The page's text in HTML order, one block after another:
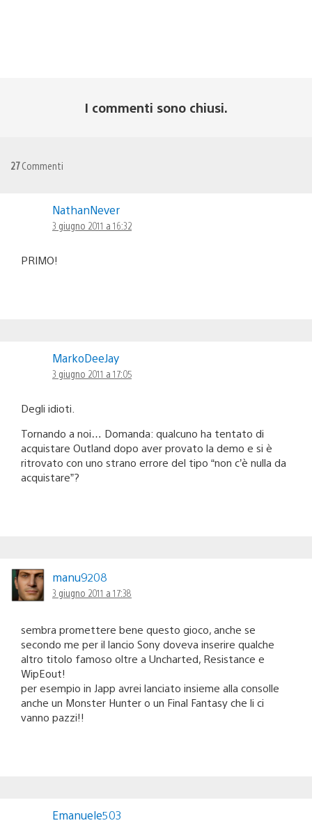
I commenti sono chiusi.
27Commenti
NathanNever
3 giugno 2011 a 16:32
PRIMO!
MarkoDeeJay
3 giugno 2011 a 17:05
Degli idioti.
Tornando a noi… Domanda: qualcuno ha tentato di
acquistare Outland dopo aver provato la demo e si è
ritrovato con uno strano errore del tipo “non c’è nulla da
acquistare”?
manu9208
3 giugno 2011 a 17:38
sembra promettere bene questo gioco, anche se
secondo me per il lancio Sony doveva inserire qualche
altro titolo famoso oltre a Uncharted, Resistance e
WipEout!
per esempio in Japp avrei lanciato insieme alla consolle
anche un Monster Hunter o un Final Fantasy che li ci
vanno pazzi!!
Emanuele503